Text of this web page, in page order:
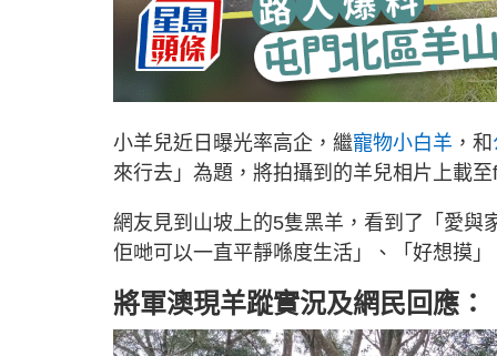
小羊兒近日曝光率高企，繼寵物小白羊 ，和
來行去」為題，將拍攝到的羊兒相片上載
網友見到山坡上的5隻黑羊，看到了「愛與
佢哋可以一直平靜喺度生活」、「好想摸
將軍澳現羊蹤實況及網民回應：